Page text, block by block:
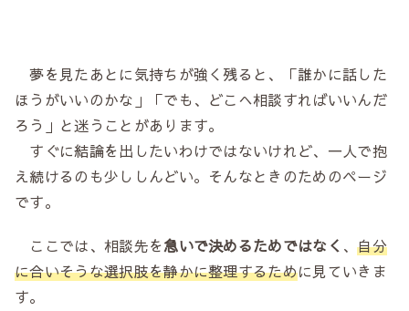
夢を見たあとに気持ちが強く残ると、「誰かに話した
ほうがいいのかな」「でも、どこへ相談すればいいんだ
ろう」と迷うことがあります。
すぐに結論を出したいわけではないけれど、一人で抱
え続けるのも少ししんどい。そんなときのためのページ
です。
ここでは、相談先を急いで決めるためではなく 、自分
に合いそうな選択肢を静かに整理するために見ていきま
す。